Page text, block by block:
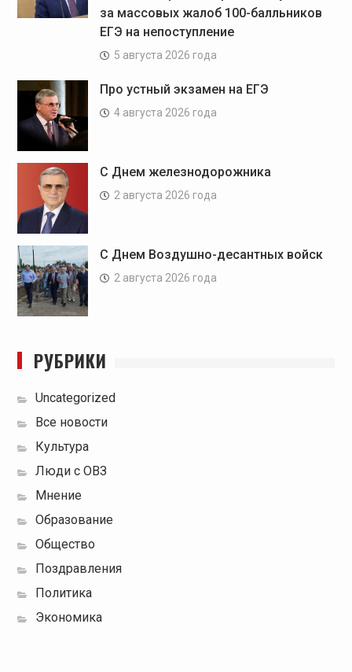
за массовых жалоб 100-балльников
ЕГЭ на непоступление
5 августа 2026 года
Про устный экзамен на ЕГЭ
4 августа 2026 года
С Днем железнодорожника
2 августа 2026 года
С Днем Воздушно-десантных войск
2 августа 2026 года
РУБРИКИ
Uncategorized
Все новости
Культура
Люди с ОВЗ
Мнение
Образование
Общество
Поздравления
Политика
Экономика